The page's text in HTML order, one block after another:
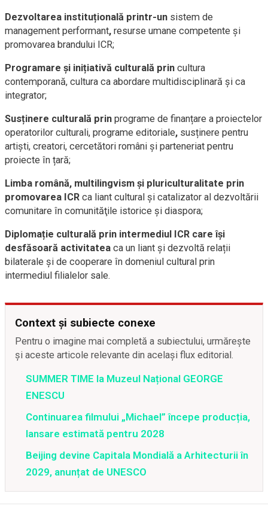
Dezvoltarea instituțională printr-un sistem de
management performant, resurse umane competente și
promovarea brandului ICR;
Programare și inițiativă culturală prin cultura
contemporană, cultura ca abordare multidisciplinară și ca
integrator;
Susținere culturală prin programe de finanțare a proiectelor
operatorilor culturali, programe editoriale, susținere pentru
artiști, creatori, cercetători români și parteneriat pentru
proiecte în țară;
Limba română, multilingvism și pluriculturalitate prin
promovarea ICR ca liant cultural și catalizator al dezvoltării
comunitare în comunităţile istorice şi diaspora;
Diplomație culturală prin intermediul ICR care își
desfăsoară activitatea ca un liant și dezvoltă relații
bilaterale și de cooperare în domeniul cultural prin
intermediul filialelor sale.
Context și subiecte conexe
Pentru o imagine mai completă a subiectului, urmărește
și aceste articole relevante din același flux editorial.
SUMMER TIME la Muzeul Național GEORGE
ENESCU
Continuarea filmului „Michael” începe producția,
lansare estimată pentru 2028
Beijing devine Capitala Mondială a Arhitecturii în
2029, anunțat de UNESCO